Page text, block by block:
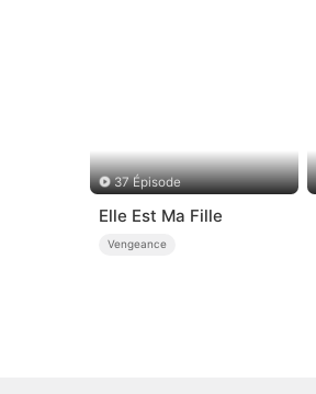
37 Épisode
Elle Est Ma Fille
Vengeance